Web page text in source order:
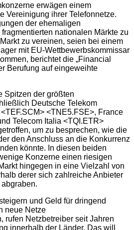
erwägen einem
Vereinigung ihrer Telefonnetze.
der ehemaligen
nationalen Märkte zu
zu vereinen, seien bei einem
mit EU-Wettbewerbskommissar
berichtet die „Financial
Berufung auf eingeweihte
Spitzen der größten
Deutsche Telekom
<TNE5.FSE>, France
Telecom Italia <TQI.ETR>
um zu besprechen, wie die
den Anschluss an die Konkurrenz
könnte. In diesen beiden
Konzerne einen riesigen
hingegen in eine Vielzahl von
derer sich zahlreiche Anbieter
und Geld für dringend
neue Netze
rufen Netzbetreiber seit Jahren
innerhalb der Länder. Das will